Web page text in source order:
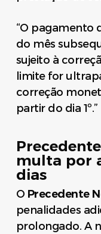
“O pagamento
do mês
sujeito à
limite for
correção
partir do dia 1º.”
multa por
dias
O Precedente
penalidades
prolongado. A